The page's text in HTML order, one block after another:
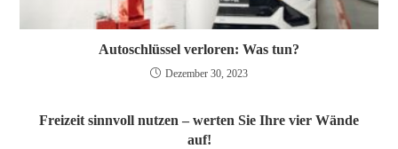
Autoschlüssel verloren: Was tun?
Dezember 30, 2023
Freizeit sinnvoll nutzen – werten Sie Ihre vier Wände
auf!